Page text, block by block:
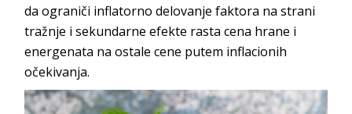
da ograniči inflatorno delovanje faktora na strani
tražnje i sekundarne efekte rasta cena hrane i
energenata na ostale cene putem inflacionih
očekivanja.